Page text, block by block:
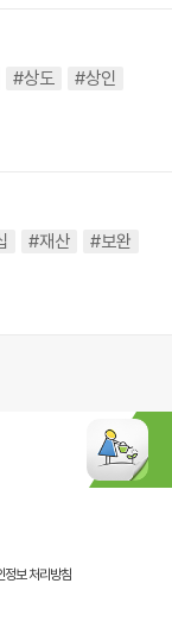
#상도
#상인
#재산
#보완
정보 처리방침